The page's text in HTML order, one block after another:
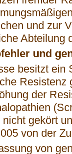
und zur
Abteilung
und
besitzt ein
Resistenz
der
nicht gekört
von der
von